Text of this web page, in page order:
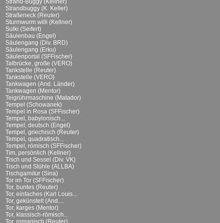
Strand-Buggy (Kellner)
Strandbuggy (K. Keller)
Straßeneck (Reuter)
Sturmwurm willi (Kellner)
Sulki (Seifert)
Säulenbau (Engel)
Säulengang (Div. BRD)
Säulengang (Erku)
Säulenportal (SFFischer)
Talbrücke, große (VERO)
Tankstelle (Reuter)
Tankstelle (VERO)
Tankwagen (And. Länder)
Tankwagen (Mentor)
Teigrührmaschine (Matador)
Tempel (Schowanek)
Tempel in Rosa (SFFischer)
Tempel, babylonisch...
Tempel, deutsch (Engel)
Tempel, griechisch (Reuter)
Tempel, quadratisch...
Tempel, römisch (SFFischer)
Tim, persönlich (Kellner)
Tisch und Sessel (Div. VK)
Tisch und Stühle (ALLBA)
Tischgarnitur (Sina)
Tor im Tor (SFFischer)
Tor, buntes (Reuter)
Tor, einfaches (Karl Louis...
Tor, gekünstelt (And....
Tor, karges (Mentor)
Tor, klassisch-römisch...
Tor, romanisch (Reuter)